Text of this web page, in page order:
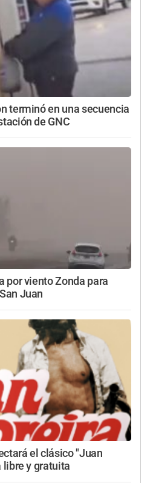
terminó en una secuencia
de GNC
por viento Zonda para
Juan
el clásico "Juan
libre y gratuita